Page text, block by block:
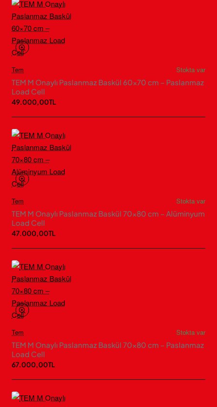
Tem
Stokta var
TEM M Onaylı Paslanmaz Baskül 60×70 cm – Paslanmaz
Load Cell
49.000,00TL
Tem
Stokta var
TEM M Onaylı Paslanmaz Baskül 70×80 cm – Alüminyum
Load Cell
47.000,00TL
Tem
Stokta var
TEM M Onaylı Paslanmaz Baskül 70×80 cm – Paslanmaz
Load Cell
67.000,00TL